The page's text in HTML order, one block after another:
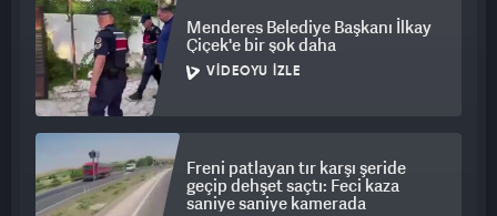
Menderes Belediye Başkanı İlkay
Çiçek'e bir şok daha
VIDEOYU İZLE
Freni patlayan tır karşı şeride
geçip dehşet saçtı: Feci kaza
saniye saniye kamerada